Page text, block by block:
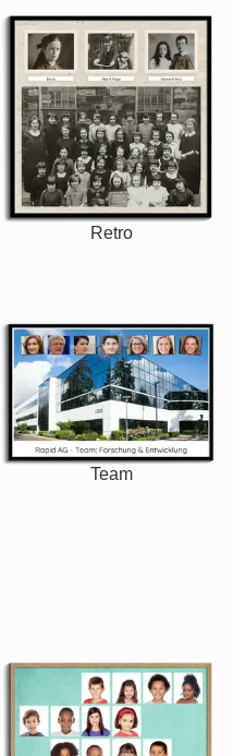
Retro
Team